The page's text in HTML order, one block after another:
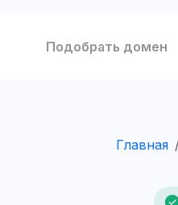
Подобрать домен
Главная